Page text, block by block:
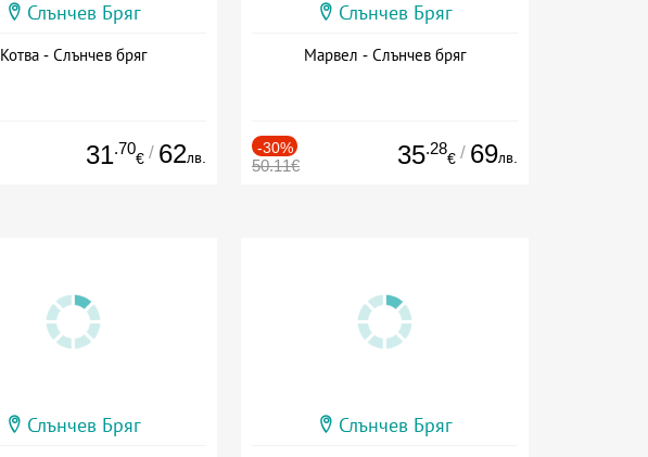
Слънчев Бряг
Котва - Слънчев бряг
31.70
€ / 62лв.
Слънчев Бряг
Марвел - Слънчев бряг
-30%
50.11€ 35.28
€ / 69лв.
Слънчев Бряг Слънчев Бряг